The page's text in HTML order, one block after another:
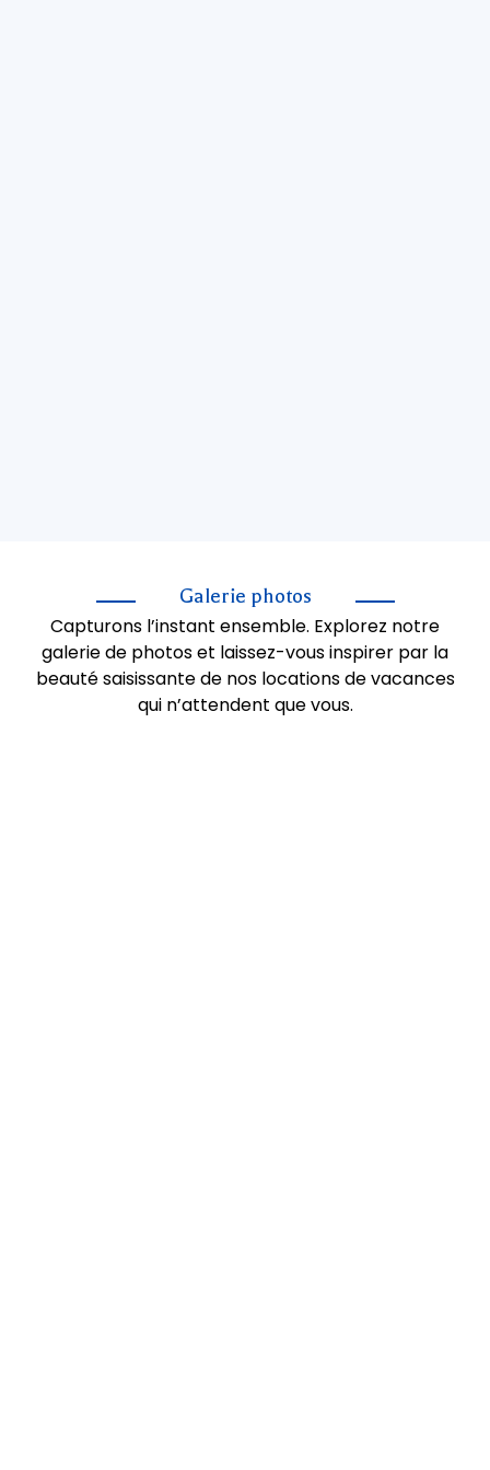
Galerie photos
Capturons l’instant ensemble. Explorez notre
galerie de photos et laissez-vous inspirer par la
beauté saisissante de nos locations de vacances
qui n’attendent que vous.